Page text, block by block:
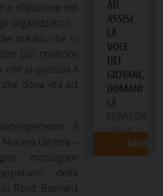
e riflessione nel
organizzatori –
creato che ci
Dio creatore
che la giustizia e
dona vita ad
il
Umbra –
monsignor
della
Revd. Bernard